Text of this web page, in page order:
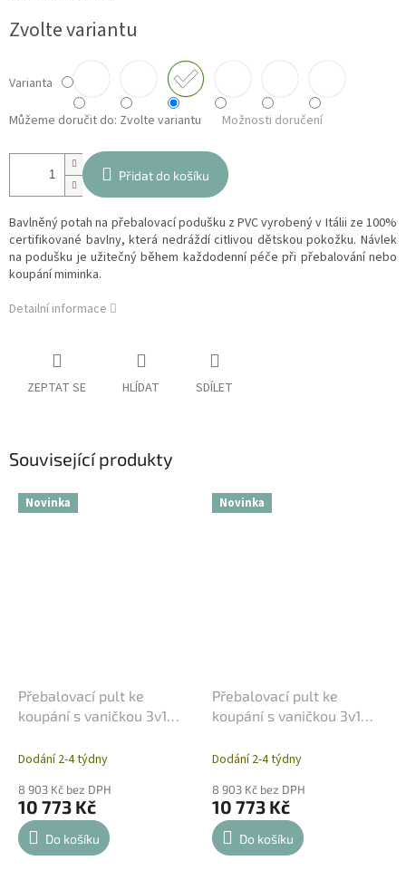
cena:
Zvolte variantu
Varianta
Můžeme doručit do: Zvolte variantu Možnosti doručení
Přidat do košíku
Bavlněný potah na přebalovací podušku z PVC vyrobený v Itálii ze 100%
certifikované bavlny, která nedráždí citlivou dětskou pokožku. Návlek
na podušku je užitečný během každodenní péče při přebalování nebo
koupání miminka.
Detailní informace
ZEPTAT SE HLÍDAT SDÍLET
Související produkty
Novinka
Přebalovací pult ke
koupání s vaničkou 3v1
Dodání 2-4 týdny
8 903 Kč bez DPH
10 773 Kč
Do košíku
Novinka
Přebalovací pult ke
koupání s vaničkou 3v1
Dodání 2-4 týdny
8 903 Kč bez DPH
10 773 Kč
Do košíku